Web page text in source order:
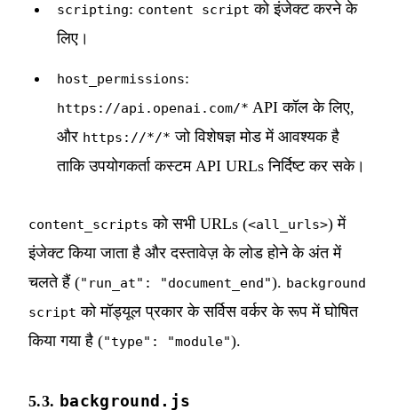
scripting: content script को इंजेक्ट करने के
लिए।
host_permissions:
https://api.openai.com/* API कॉल के लिए,
और https://*/* जो विशेषज्ञ मोड में आवश्यक है
ताकि उपयोगकर्ता कस्टम API URLs निर्दिष्ट कर सके।
content_scripts को सभी URLs (<all_urls>) में
इंजेक्ट किया जाता है और दस्तावेज़ के लोड होने के अंत में
चलते हैं ("run_at": "document_end"). background
script को मॉड्यूल प्रकार के सर्विस वर्कर के रूप में घोषित
किया गया है ("type": "module").
5.3. background.js